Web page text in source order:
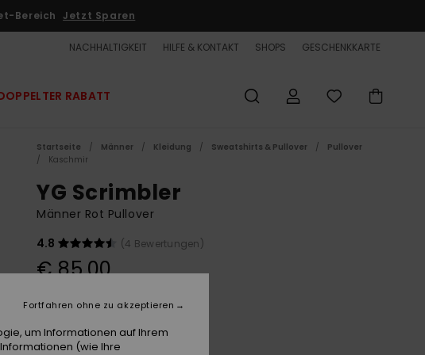
Bereich Jetzt Sparen
NACHHALTIGKEIT HILFE & KONTAKT SHOPS GESCHENKKARTE
RABATT
Startseite Männer Kleidung Sweatshirts & Pullover
Pullover
Kaschmir
YG Scrimbler
Männer Rot Pullover
4.8
(4 Bewertungen)
€ 85,00
um Informationen auf Ihrem
(wie Ihre
Fortfahren ohne zu akzeptieren